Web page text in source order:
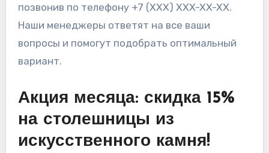
позвонив по телефону +7 (XXX) XXX-XX-XX.
Наши менеджеры ответят на все ваши
вопросы и помогут подобрать оптимальный
вариант.
Акция месяца: скидка 15%
на столешницы из
искусственного камня!